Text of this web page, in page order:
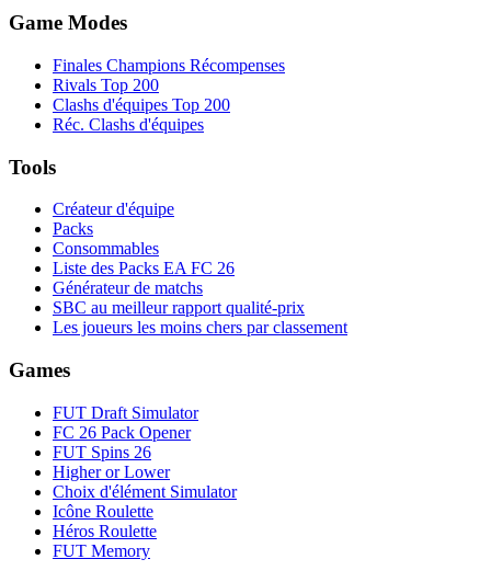
Game Modes
Finales Champions Récompenses
Rivals Top 200
Clashs d'équipes Top 200
Réc. Clashs d'équipes
Tools
Créateur d'équipe
Packs
Consommables
Liste des Packs EA FC 26
Générateur de matchs
SBC au meilleur rapport qualité-prix
Les joueurs les moins chers par classement
Games
FUT Draft Simulator
FC 26 Pack Opener
FUT Spins 26
Higher or Lower
Choix d'élément Simulator
Icône Roulette
Héros Roulette
FUT Memory